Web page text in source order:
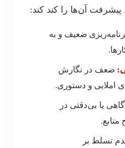
آن‌ها را کند کند:
ضعیف و به
ضعف در نگارش
املایی و دستوری.
یا بی‌دقتی در
تسلط بر